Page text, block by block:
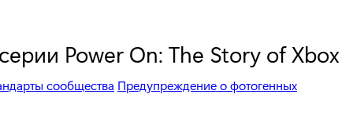
Power On: The Story of Xbox
сообщества Предупреждение о фотогенных